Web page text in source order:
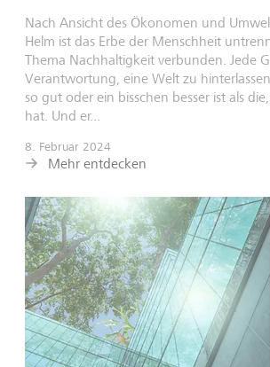
Nach Ansicht des Ökonomen und
Helm ist das Erbe der Menschheit
Thema Nachhaltigkeit verbunden. Jede
Verantwortung, eine Welt zu
so gut oder ein bisschen besser ist als
hat. Und er...
8. Februar 2024
Mehr entdecken